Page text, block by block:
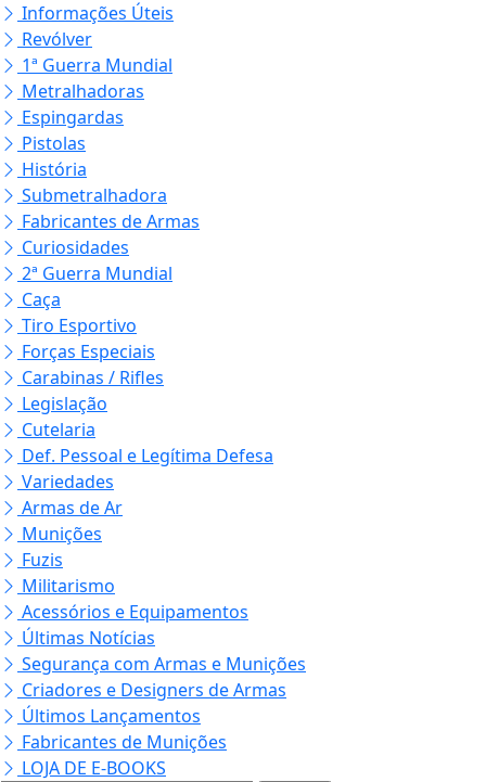
Informações Úteis
Revólver
1ª Guerra Mundial
Metralhadoras
Espingardas
Pistolas
História
Submetralhadora
Fabricantes de Armas
Curiosidades
2ª Guerra Mundial
Caça
Tiro Esportivo
Forças Especiais
Carabinas / Rifles
Legislação
Cutelaria
Def. Pessoal e Legítima Defesa
Variedades
Armas de Ar
Munições
Fuzis
Militarismo
Acessórios e Equipamentos
Últimas Notícias
Segurança com Armas e Munições
Criadores e Designers de Armas
Últimos Lançamentos
Fabricantes de Munições
LOJA DE E-BOOKS